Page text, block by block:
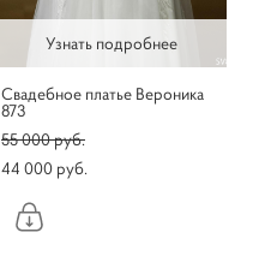
Узнать подробнее
Свадебное платье Вероника
873
55 000 pуб.
44 000 pуб.